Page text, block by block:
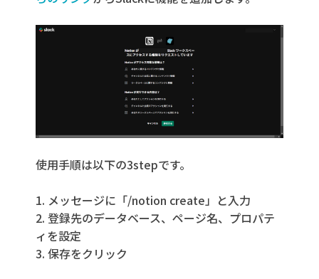
使用手順は以下の3stepです。
1. メッセージに「/notion create」と入力
2. 登録先のデータベース、ページ名、プロパテ
ィを設定
3. 保存をクリック